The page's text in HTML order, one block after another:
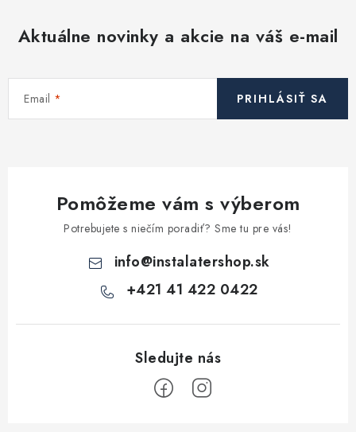
Aktuálne novinky a akcie na váš e-mail
Email PRIHLÁSIŤ SA
Pomôžeme vám s výberom
Potrebujete s niečím poradiť? Sme tu pre vás!
info@instalatershop.sk
+421 41 422 0422